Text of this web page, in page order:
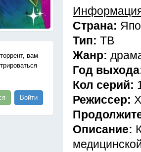
вам
Войти
Страна:
Тип: ТВ
Жанр:
Год
Кол серий:
Режиссер:
Описание: